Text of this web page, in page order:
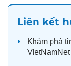
Liên kết
Khám phá
VietNamNet